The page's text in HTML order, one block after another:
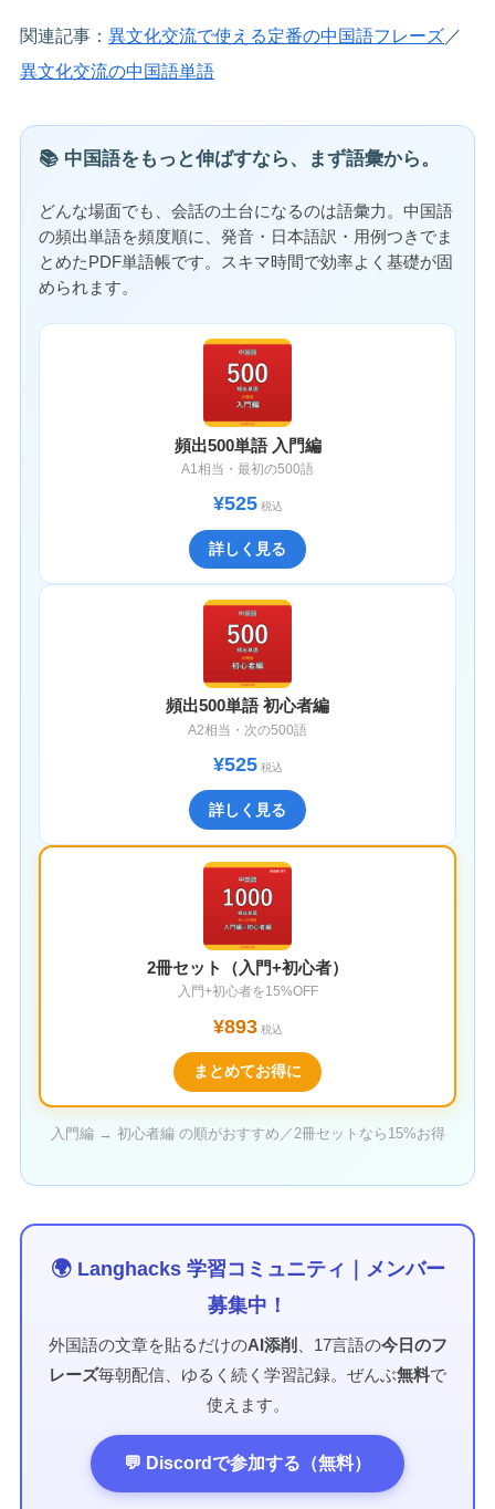
関連記事：異文化交流で使える定番の中国語フレーズ／
異文化交流の中国語単語
📚 中国語をもっと伸ばすなら、まず語彙から。
どんな場面でも、会話の土台になるのは語彙力。中国語
の頻出単語を頻度順に、発音・日本語訳・用例つきでま
とめたPDF単語帳です。スキマ時間で効率よく基礎が固
められます。
頻出500単語 入門編
A1相当・最初の500語
¥525税込
詳しく見る
頻出500単語 初心者編
A2相当・次の500語
¥525税込
詳しく見る
2冊セット（入門+初心者）
入門+初心者を15%OFF
¥893税込
まとめてお得に
入門編 → 初心者編 の順がおすすめ／2冊セットなら15%お得
🌍 Langhacks 学習コミュニティ｜メンバー
募集中！
外国語の文章を貼るだけのAI添削 、17言語の今日のフ
レーズ毎朝配信、ゆるく続く学習記録。ぜんぶ無料で
使えます。
💬 Discordで参加する（無料）